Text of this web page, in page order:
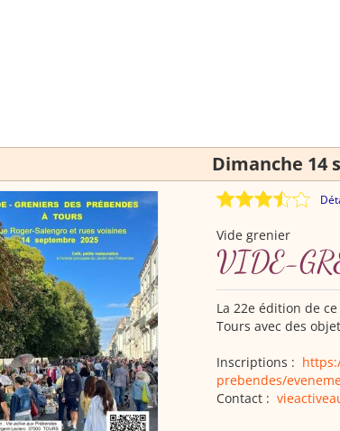
Dimanche 14
Vide grenier
VIDE-
La 22e édition de
Tours avec des
Inscriptions :
prebendes/
Contact :